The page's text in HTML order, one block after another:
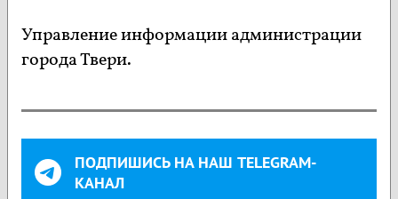
Управление информации администрации
города Твери.
ПОДПИШИСЬ НА НАШ TELEGRAM-
КАНАЛ